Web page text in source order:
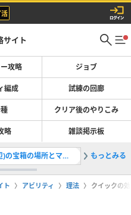
サイト
攻略 ジョブ
編成 試練の回廊
クリア後のやりこみ
略 雑談掲示板
序章フィールド(ハルシオニア周辺)の宝箱の場所とマップ 2ゴード
もっとみる
ト アビリティ 理法 クイックの